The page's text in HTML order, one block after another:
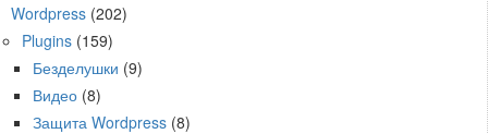
Wordpress (202)
Plugins (159)
Безделушки (9)
Видео (8)
Защита Wordpress (8)